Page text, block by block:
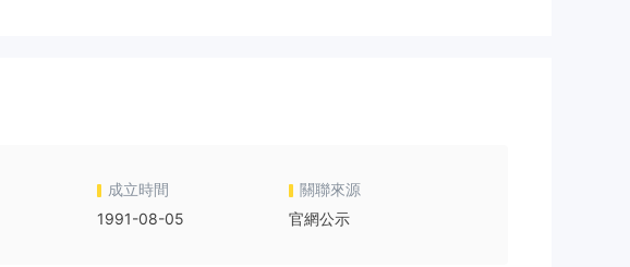
成立時間
1991-08-05
關聯來源
官網公示